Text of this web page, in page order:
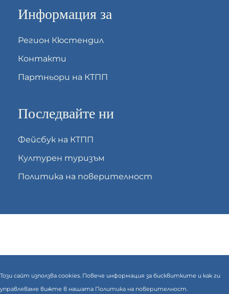
Информация за
Регион Кюстендил
Контакти
Партньори на КТПП
Последвайте ни
Фейсбук на КТПП
Културен туризъм
Политика на поверителност
Този сайт използва cookies. Повече информация за бисквитките и как ги
управляваме вижте в нашата Политика на поверителност.